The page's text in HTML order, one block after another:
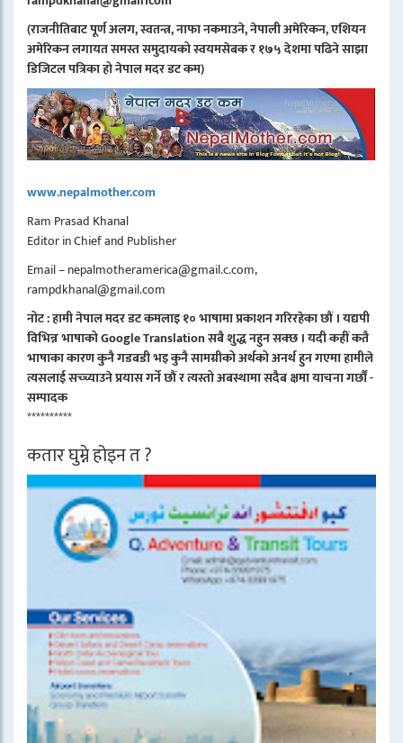
(राजनीतिबाट पूर्ण अलग, स्वतन्त्र, नाफा नकमाउने, नेपाली अमेरिकन, एशियन
अमेरिकन लगायत समस्त समुदायको स्वयमसेबक र १७५ देशमा पढिने साझा
डिजिटल पत्रिका हो नेपाल मदर डट कम)
www.nepalmother.com
Ram Prasad Khanal
Editor in Chief and Publisher
Email – nepalmotheramerica@gmail.c.com,
rampdkhanal@gmail.com
नोट : हामी नेपाल मदर डट कमलाइ १० भाषामा प्रकाशन गरिरहेका छौं । यद्यपी
विभिन्न भाषाको Google Translation सबै शुद्ध नहुन सक्छ । यदी कहीं कतै
भाषाका कारण कुनै गडबडी भइ कुनै सामग्रीको अर्थको अनर्थ हुन गएमा हामीले
त्यसलाई सच्च्याउने प्रयास गर्ने छौं र त्यस्तो अबस्थामा सदैब क्षमा याचना गर्छौं -
सम्पादक
**********
कतार घुम्ने होइन त ?